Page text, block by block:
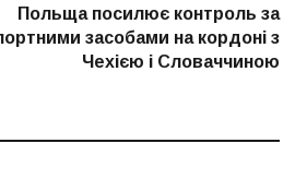
post:
Польща посилює контроль за
засобами на кордоні з
Чехією і Словаччиною